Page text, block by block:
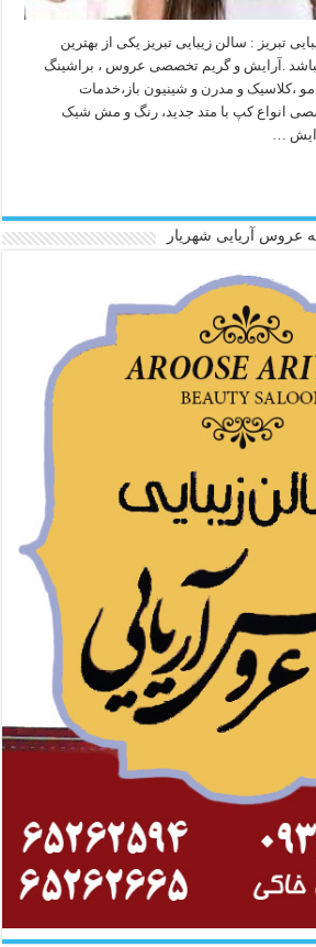
تبریز : سالن زیبایی تبریز یکی از بهترین
میباشد .آرایش و گریم تخصصی عروس ، براشینگ
،کلاسیک و مدرن و شینیون باز،خدمات
انواع کپ با متد جدید، رنگ و مش شیک
…
عروس آریایی شهریار